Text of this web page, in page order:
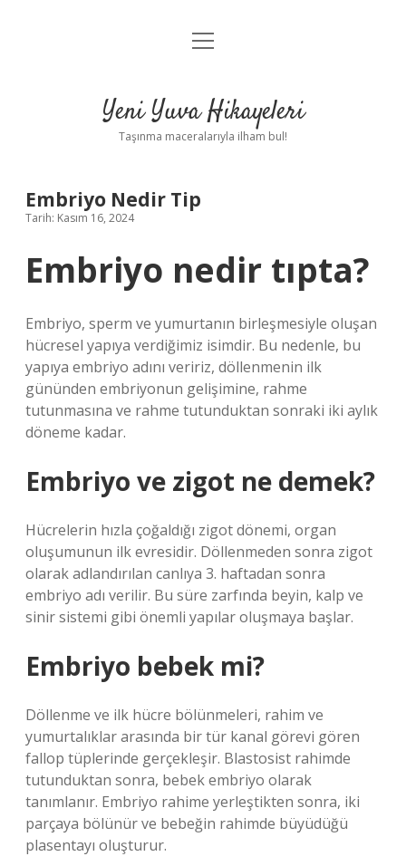
Anasayfa
Yasal Uyarı
menüyü
Yeni Yuva Hikayeleri
Taşınma maceralarıyla ilham bul!
Embriyo Nedir Tip
Tarih: Kasım 16, 2024
Embriyo nedir tıpta?
Embriyo, sperm ve yumurtanın birleşmesiyle oluşan
hücresel yapıya verdiğimiz isimdir. Bu nedenle, bu
yapıya embriyo adını veririz, döllenmenin ilk
gününden embriyonun gelişimine, rahme
tutunmasına ve rahme tutunduktan sonraki iki aylık
döneme kadar.
Embriyo ve zigot ne demek?
Hücrelerin hızla çoğaldığı zigot dönemi, organ
oluşumunun ilk evresidir. Döllenmeden sonra zigot
olarak adlandırılan canlıya 3. haftadan sonra
embriyo adı verilir. Bu süre zarfında beyin, kalp ve
sinir sistemi gibi önemli yapılar oluşmaya başlar.
Embriyo bebek mi?
Döllenme ve ilk hücre bölünmeleri, rahim ve
yumurtalıklar arasında bir tür kanal görevi gören
fallop tüplerinde gerçekleşir. Blastosist rahimde
tutunduktan sonra, bebek embriyo olarak
tanımlanır. Embriyo rahime yerleştikten sonra, iki
parçaya bölünür ve bebeğin rahimde büyüdüğü
plasentayı oluşturur.